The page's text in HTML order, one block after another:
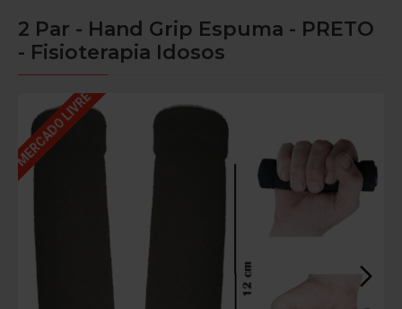
2 Par - Hand Grip Espuma - PRETO
- Fisioterapia Idosos
MERCADO LIVRE